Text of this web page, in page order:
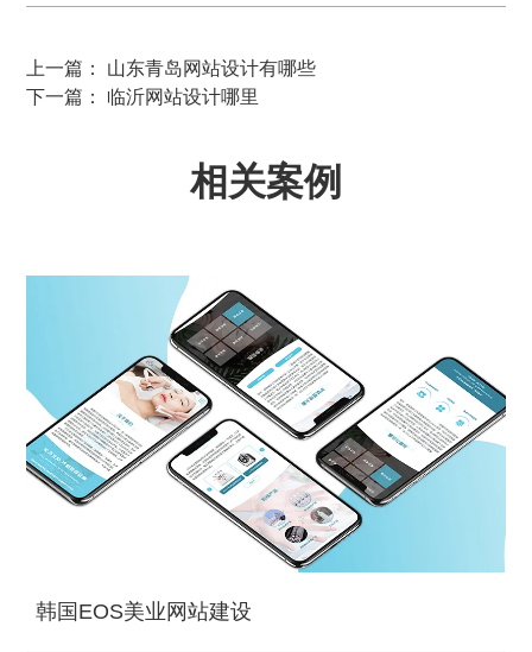
上一篇： 山东青岛网站设计有哪些
下一篇： 临沂网站设计哪里
相关案例
韩国EOS美业网站建设